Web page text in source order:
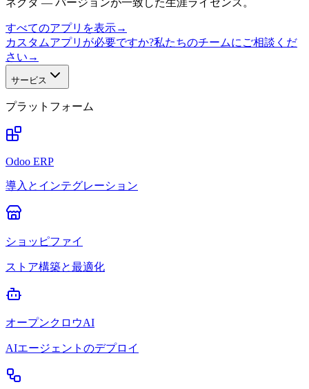
ネクタ — バージョンが一致した生涯ライセンス。
すべてのアプリを表示→
カスタムアプリが必要ですか?私たちのチームにご相談くだ
さい →
サービス
プラットフォーム
Odoo ERP
導入とインテグレーション
ショッピファイ
ストア構築と最適化
オープンクロウAI
AIエージェントのデプロイ